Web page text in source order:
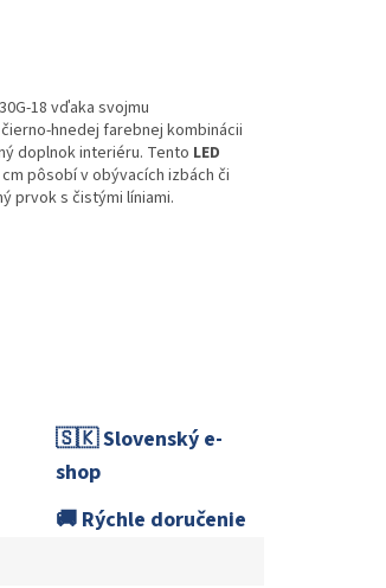
18 vďaka svojmu
hnedej farebnej kombinácii
doplnok interiéru. Tento LED
pôsobí v obývacích izbách či
prvok s čistými líniami.
🇸🇰 Slovenský e-
shop
🚚 Rýchle doručenie